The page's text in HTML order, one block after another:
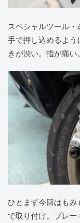
スペシャルツール・
手で押し込めるよ
きが渋い。指が痛い。
ひとまず今回はも
で取り付け。ブレ